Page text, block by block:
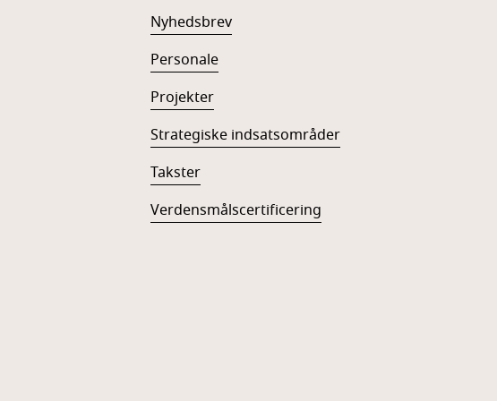
Nyhedsbrev
Personale
Projekter
Strategiske indsatsområder
Takster
Verdensmålscertificering